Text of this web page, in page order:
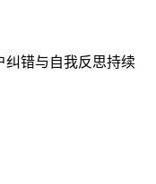
纠错与自我反思持续